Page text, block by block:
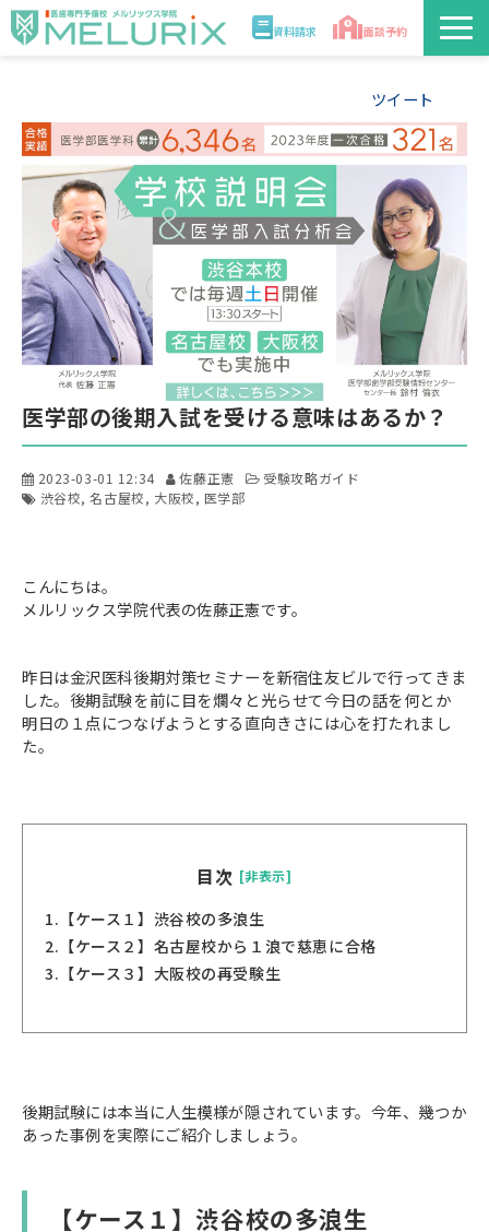
資料請求 面談予約
校舎情報
入学案内
合格実績・合格体験記
講師
ツイート
医学部の後期入試を受ける意味はあるか？
2023-03-01 12:34 佐藤正憲
受験攻略ガイド
渋谷校 名古屋校 大阪校 医学部
こんにちは。
メルリックス学院代表の佐藤正憲です。
昨日は金沢医科後期対策セミナーを新宿住友ビルで行ってきま
した。後期試験を前に目を爛々と光らせて今日の話を何とか
明日の１点につなげようとする直向きさには心を打たれまし
た。
目次 [非表示]
1. 【ケース１】渋谷校の多浪生
2. 【ケース２】名古屋校から１浪で慈恵に合格
3. 【ケース３】大阪校の再受験生
後期試験には本当に人生模様が隠されています。今年、幾つか
あった事例を実際にご紹介しましょう。
【ケース１】渋谷校の多浪生